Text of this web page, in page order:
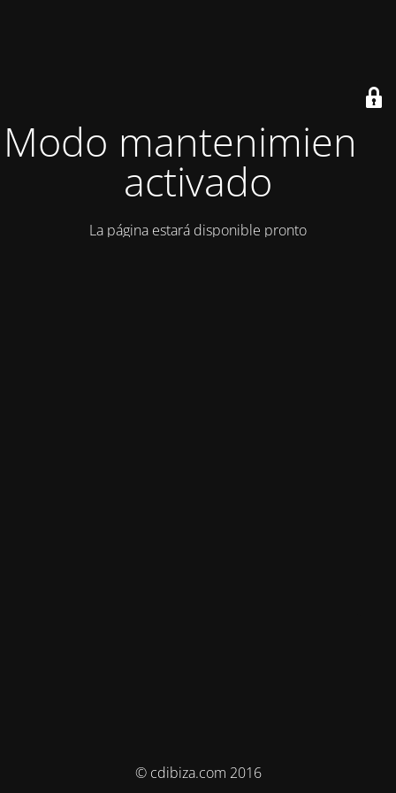
Modo mantenimiento
activado
La página estará disponible pronto
© cdibiza.com 2016